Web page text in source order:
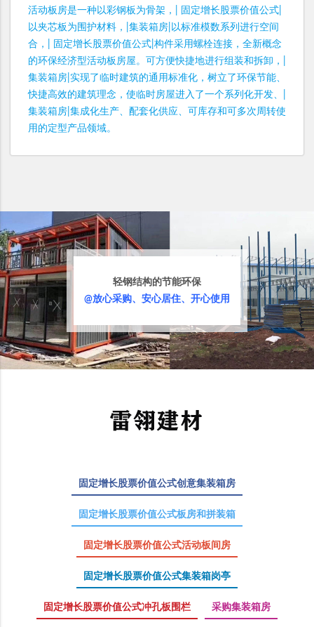
活动板房是一种以彩钢板为骨架，| 固定增长股票价值公式|
以夹芯板为围护材料，|集装箱房|以标准模数系列进行空间
合，| 固定增长股票价值公式|构件采用螺栓连接，全新概念
的环保经济型活动板房屋。可方便快捷地进行组装和拆卸，|
集装箱房|实现了临时建筑的通用标准化，树立了环保节能、
快捷高效的建筑理念，使临时房屋进入了一个系列化开发、|
集装箱房|集成化生产、配套化供应、可库存和可多次周转使
用的定型产品领域。
轻钢结构的节能环保
@放心采购、安心居住、开心使用
固定增长股票价值公式创意集装箱房
固定增长股票价值公式板房和拼装箱
固定增长股票价值公式活动板间房
固定增长股票价值公式集装箱岗亭
固定增长股票价值公式冲孔板围栏 采购集装箱房